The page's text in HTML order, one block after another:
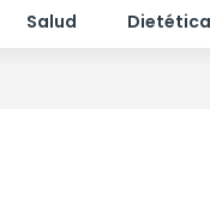
Salud